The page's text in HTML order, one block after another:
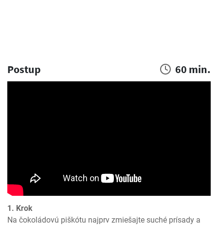
Postup 60 min.
1. Krok
Na čokoládovú piškótu najprv zmiešajte suché prísady a